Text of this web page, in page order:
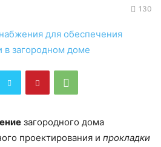
130
загородного дома
проектирования и прокладки